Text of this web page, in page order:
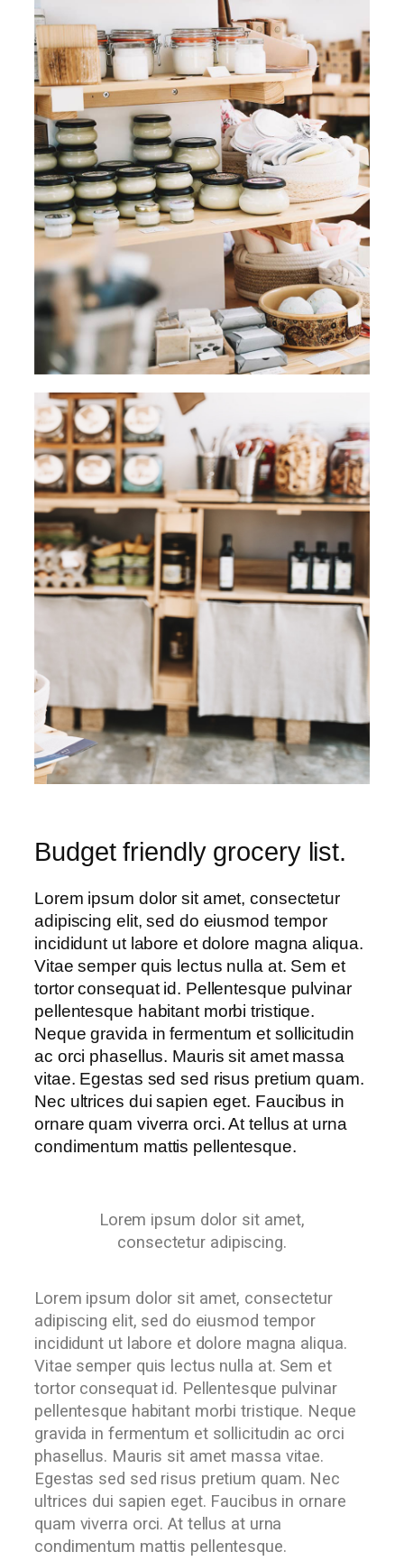
Budget friendly grocery list.
Lorem ipsum dolor sit amet, consectetur
adipiscing elit, sed do eiusmod tempor
incididunt ut labore et dolore magna aliqua.
Vitae semper quis lectus nulla at. Sem et
tortor consequat id. Pellentesque pulvinar
pellentesque habitant morbi tristique.
Neque gravida in fermentum et sollicitudin
ac orci phasellus. Mauris sit amet massa
vitae. Egestas sed sed risus pretium quam.
Nec ultrices dui sapien eget. Faucibus in
ornare quam viverra orci. At tellus at urna
condimentum mattis pellentesque.
Lorem ipsum dolor sit amet,
consectetur adipiscing.
Lorem ipsum dolor sit amet, consectetur
adipiscing elit, sed do eiusmod tempor
incididunt ut labore et dolore magna aliqua.
Vitae semper quis lectus nulla at. Sem et
tortor consequat id. Pellentesque pulvinar
pellentesque habitant morbi tristique. Neque
gravida in fermentum et sollicitudin ac orci
phasellus. Mauris sit amet massa vitae.
Egestas sed sed risus pretium quam. Nec
ultrices dui sapien eget. Faucibus in ornare
quam viverra orci. At tellus at urna
condimentum mattis pellentesque.